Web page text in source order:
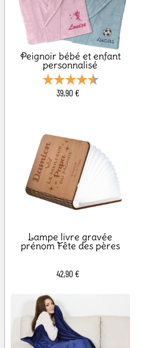
Peignoir bébé et enfant
personnalisé
39,90 €
Lampe livre gravée
prénom Fête des pères
42,90 €